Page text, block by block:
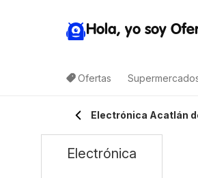
Hola, yo soy
Ofertas
Electrónica Acatlán
Electrónica